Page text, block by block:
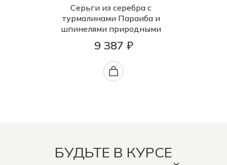
Серьги из серебра с
турмалинами Параиба и
шпинелями природными
9 387 ₽
БУДЬТЕ В КУРСЕ